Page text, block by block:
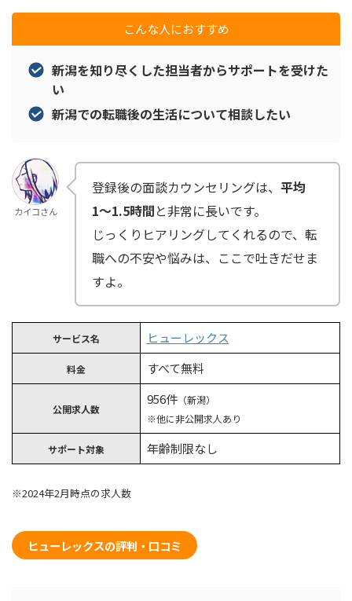
こんな人におすすめ
新潟を知り尽くした担当者からサポートを受けた
い
新潟での転職後の生活について相談したい
カイコさん
登録後の面談カウンセリングは、 平均
1〜1.5時間と非常に長いです。
じっくりヒアリングしてくれるので、転
職への不安や悩みは、ここで吐きだせま
すよ。
サービス名 ヒューレックス
料金 すべて無料
公開求人数
956件（新潟）
※他に非公開求人あり
サポート対象 年齢制限なし
※2024年2月時点の求人数
ヒューレックスの評判・口コミ